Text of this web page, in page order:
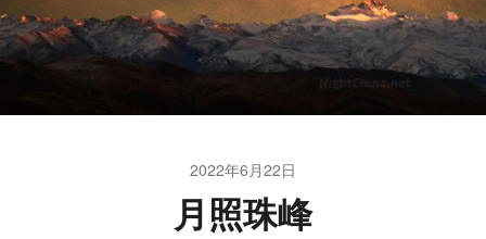
2022年6月22日
月照珠峰